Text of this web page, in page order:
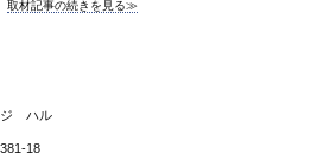
取材記事の続きを見る≫
ジ ハル
18